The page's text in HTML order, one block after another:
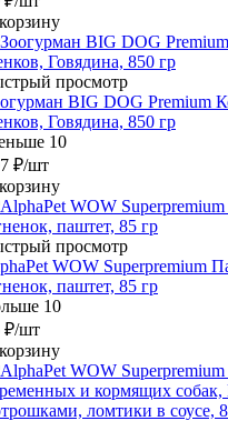
просмотр
BIG DOG Premium
Говядина, 850 гр
10
₽/шт
просмотр
WOW Superpremium
паштет, 85 гр
10
₽/шт